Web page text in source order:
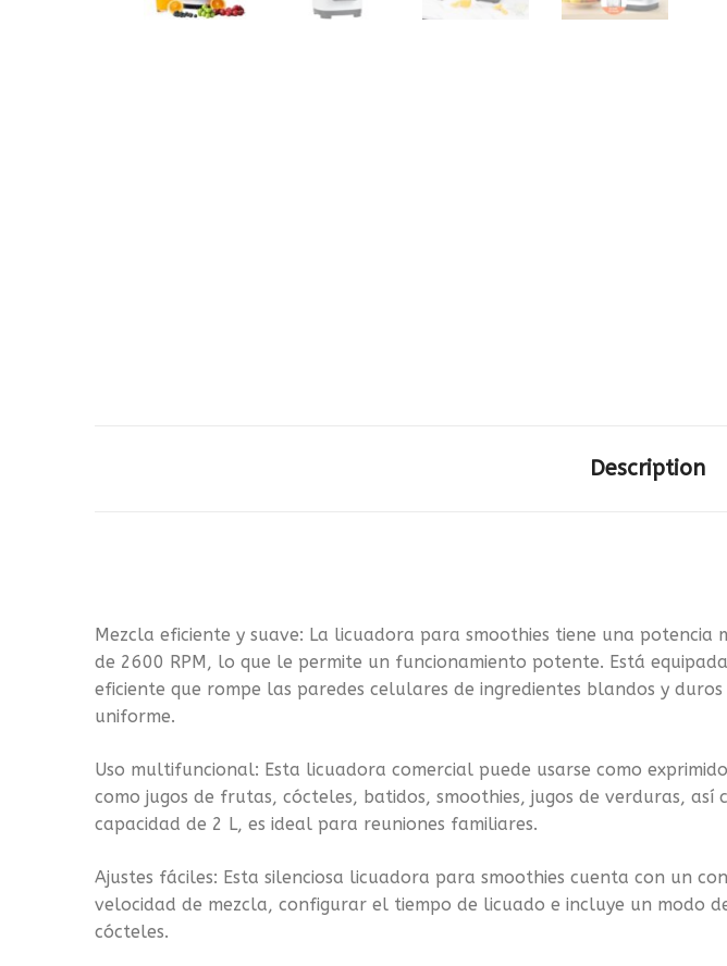
Description
Mezcla eficiente y suave: La licuadora para smoothies tiene una
de 2600 RPM, lo que le permite un funcionamiento potente. Está
eficiente que rompe las paredes celulares de ingredientes blandos y
uniforme.
Uso multifuncional: Esta licuadora comercial puede usarse como
como jugos de frutas, cócteles, batidos, smoothies, jugos de verduras,
capacidad de 2 L, es ideal para reuniones familiares.
Ajustes fáciles: Esta silenciosa licuadora para smoothies cuenta con un
velocidad de mezcla, configurar el tiempo de licuado e incluye un
cócteles.